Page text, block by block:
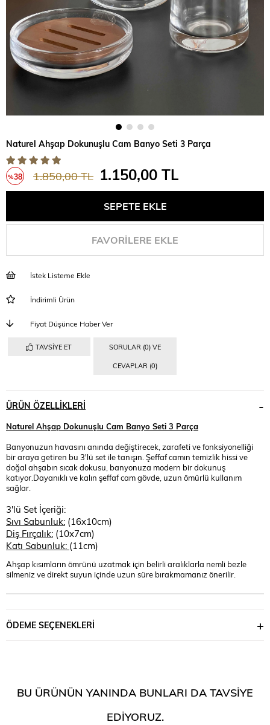
Naturel Ahşap Dokunuşlu Cam Banyo Seti 3 Parça
%38 1.850,00 TL 1.150,00 TL
FAVORILERE EKLE
İstek Listeme Ekle
İndirimli Ürün
Fiyat Düşünce Haber Ver
TAVSIYE ET SORULAR (0) VE
CEVAPLAR (0)
ÜRÜN ÖZELLIKLERI
Naturel Ahşap Dokunuşlu Cam Banyo Seti 3 Parça
Banyonuzun havasını anında değiştirecek, zarafeti ve fonksiyonelliği
bir araya getiren bu 3'lü set ile tanışın. Şeffaf camın temizlik hissi ve
doğal ahşabın sıcak dokusu, banyonuza modern bir dokunuş
katıyor.Dayanıklı ve kalın şeffaf cam gövde, uzun ömürlü kullanım
sağlar.
3'lü Set İçeriği:
Sıvı Sabunluk: (16x10cm)
Diş Fırçalık: (10x7cm)
Katı Sabunluk: (11cm)
Ahşap kısımların ömrünü uzatmak için belirli aralıklarla nemli bezle
silmeniz ve direkt suyun içinde uzun süre bırakmamanız önerilir.
ÖDEME SEÇENEKLERI
BU ÜRÜNÜN YANINDA BUNLARI DA TAVSIYE
EDIYORUZ.